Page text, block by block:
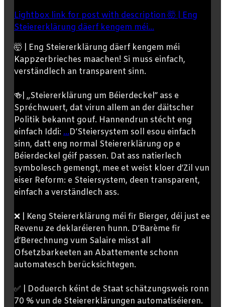
Lightbox link for post with description 🤯 | Eng
Steiererklärung däerf kengem méi...
🤯 | Eng Steiererklärung däerf kengem méi
Kappzerbrieches maachen! Si muss einfach,
verständlech an transparent sinn.
🍻| „Steiererklärung um Béierdeckel” ass e
Spréchwuert, dat virun allem an der däitscher
Politik bekannt gouf. Hannendrun stécht eng
einfach Iddi: ...D’Steiersystem soll esou einfach
sinn, datt eng normal Steiererklärung op e
Béierdeckel géif passen. Dat ass natierlech
symbolesch gemengt, mee et weist kloer d’Zil vun
eiser Reform: e Steiersystem, deen transparent,
einfach a verständlech ass.
❌ | Keng Steiererklärung méi fir Bierger, déi just ee
Revenu ze deklaréieren hunn. D’Barème fir
d’Berechnung vum Salaire misst all
Ofsetzbarkeeten an Abattemente schonn
automatesch berücksichtegen.
✅ | Doduerch kéint de Staat schätzungsweis ronn
70 % vun de Steiererklärungen automatiséieren.